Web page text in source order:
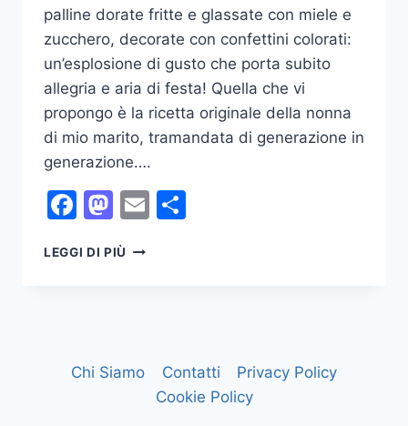
palline dorate fritte e glassate con miele e
zucchero, decorate con confettini colorati:
un’esplosione di gusto che porta subito
allegria e aria di festa! Quella che vi
propongo è la ricetta originale della nonna
di mio marito, tramandata di generazione in
generazione….
Facebook
Mastodon
Email
LEGGI DI PIÙ STRUFFOLI
Chi Siamo Contatti
Privacy Policy
Cookie Policy